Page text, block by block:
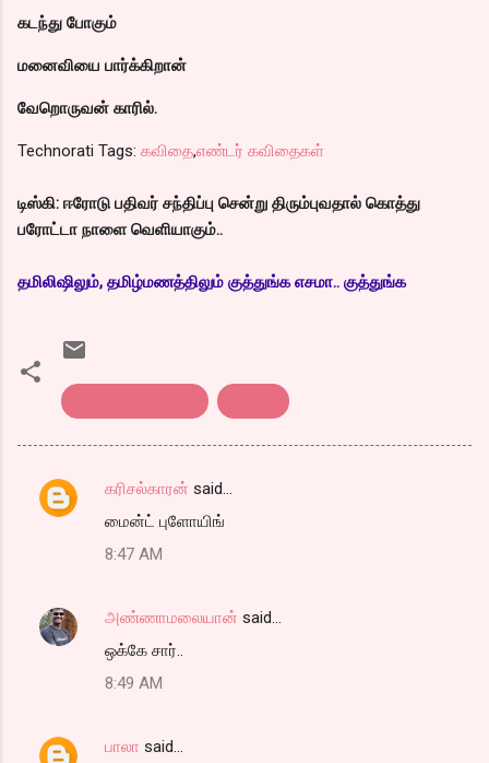
கடந்து போகும்
மனைவியை பார்க்கிறான்
வேறொருவன் காரில்.
Technorati Tags: கவிதை,எண்டர் கவிதைகள்
டிஸ்கி: ஈரோடு பதிவர் சந்திப்பு சென்று திரும்புவதால் கொத்து
பரோட்டா நாளை வெளியாகும்..
தமிலிஷிலும், தமிழ்மணத்திலும் குத்துங்க எசமா.. குத்துங்க
C
e
க‌ரிச‌ல்கார‌ன் said…
மைன்ட் புளோயிங்
8:47 AM
அண்ணாமலையான் said…
ஒக்கே சார்..
8:49 AM
பாலா said…